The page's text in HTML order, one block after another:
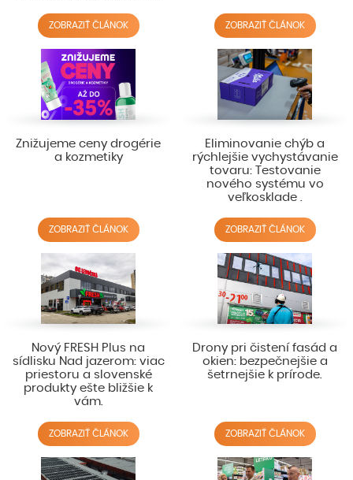
ZOBRAZIŤ ČLÁNOK ZOBRAZIŤ ČLÁNOK
Znižujeme ceny drogérie
a kozmetiky
ZOBRAZIŤ ČLÁNOK
Eliminovanie chýb a
rýchlejšie vychystávanie
tovaru: Testovanie
nového systému vo
veľkosklade .
ZOBRAZIŤ ČLÁNOK
Nový FRESH Plus na
sídlisku Nad jazerom: viac
priestoru a slovenské
produkty ešte bližšie k
vám.
ZOBRAZIŤ ČLÁNOK
Drony pri čistení fasád a
okien: bezpečnejšie a
šetrnejšie k prírode.
ZOBRAZIŤ ČLÁNOK